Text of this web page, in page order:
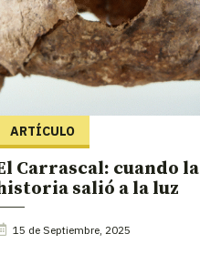
ARTÍCULO
Carrascal: cuando la
salió a la luz
15 de Septiembre, 2025